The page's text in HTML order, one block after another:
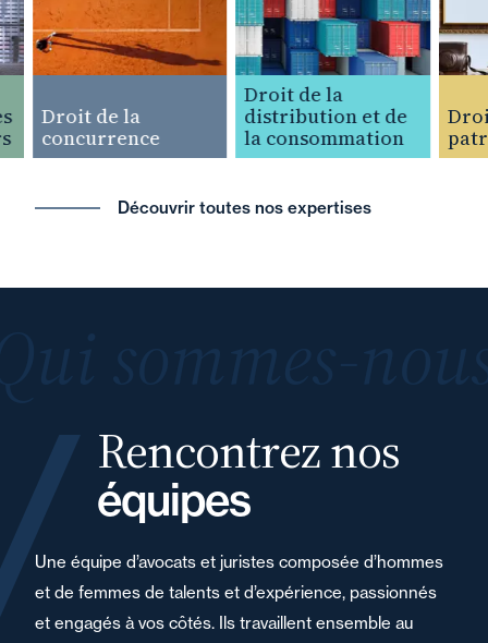
Droit de la
concurrence
Droit de la
distribution et de
la consommation
Droit
Découvrir toutes nos expertises
Rencontrez nos
équipes
Une équipe d’avocats et juristes composée d’hommes
et de femmes de talents et d’expérience, passionnés
et engagés à vos côtés. Ils travaillent ensemble au